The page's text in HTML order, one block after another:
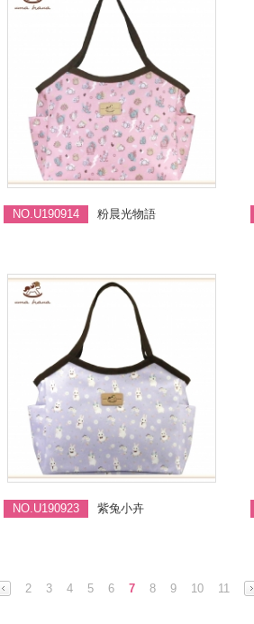
NO.U190914 粉晨光物語
NO.U190923 紫兔小卉
2 3 4 5 6 7 8 9 10 11